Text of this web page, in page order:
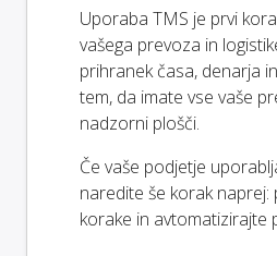
Uporaba TMS je prvi
vašega prevoza in
prihranek časa, denarja in
tem, da imate vse vaše
nadzorni plošči.
Če vaše podjetje
naredite še korak
korake in avtomatizirajte